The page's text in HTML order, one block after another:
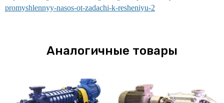
promyshlennyy-nasos-ot-zadachi-k-resheniyu-2
Аналогичные товары